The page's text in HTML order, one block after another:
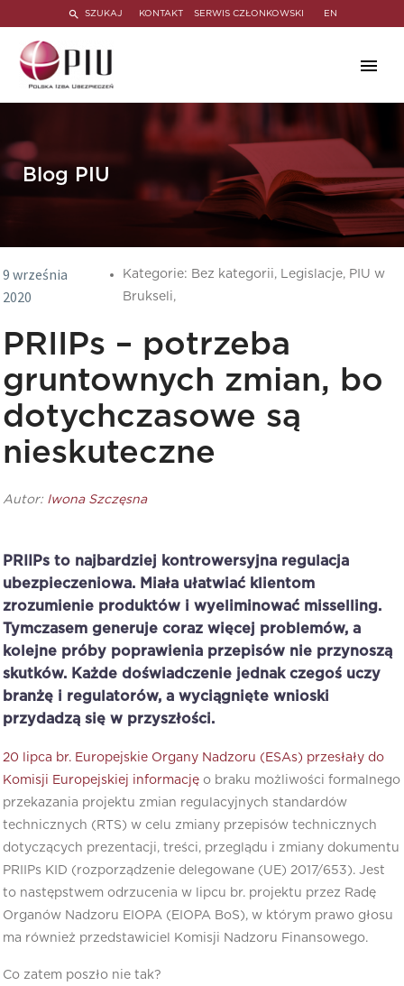
SZUKAJ KONTAKT SERWIS CZŁONKOWSKI EN
Blog PIU
9 września
2020
Kategorie: Bez kategorii, Legislacje, PIU w
Brukseli,
PRIIPs – potrzeba
gruntownych zmian, bo
dotychczasowe są
nieskuteczne
Autor: Iwona Szczęsna
PRIIPs to najbardziej kontrowersyjna regulacja
ubezpieczeniowa. Miała ułatwiać klientom
zrozumienie produktów i wyeliminować misselling.
Tymczasem generuje coraz więcej problemów, a
kolejne próby poprawienia przepisów nie przynoszą
skutków. Każde doświadczenie jednak czegoś uczy
branżę i regulatorów, a wyciągnięte wnioski
przydadzą się w przyszłości.
20 lipca br. Europejskie Organy Nadzoru (ESAs) przesłały do
Komisji Europejskiej informację o braku możliwości formalnego
przekazania projektu zmian regulacyjnych standardów
technicznych (RTS) w celu zmiany przepisów technicznych
dotyczących prezentacji, treści, przeglądu i zmiany dokumentu
PRIIPs KID (rozporządzenie delegowane (UE) 2017/653). Jest
to następstwem odrzucenia w lipcu br. projektu przez Radę
Organów Nadzoru EIOPA (EIOPA BoS), w którym prawo głosu
ma również przedstawiciel Komisji Nadzoru Finansowego.
Co zatem poszło nie tak?